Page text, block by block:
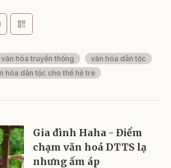
văn hóa truyền thống
văn hóa dân tộc
hóa dân tộc cho thế hệ trẻ
Gia đình Haha - Điểm
chạm văn hoá DTTS lạ
nhưng ấm áp